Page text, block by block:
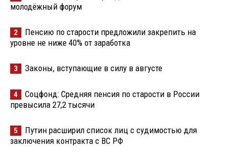
молодёжный форум
2
Пенсию по старости предложили закрепить на
уровне не ниже 40% от заработка
3 Законы, вступающие в силу в августе
4
Соцфонд: Средняя пенсия по старости в России
превысила 27,2 тысячи
5
Путин расширил список лиц с судимостью для
заключения контракта с ВС РФ